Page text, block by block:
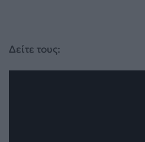
Δείτε τους: